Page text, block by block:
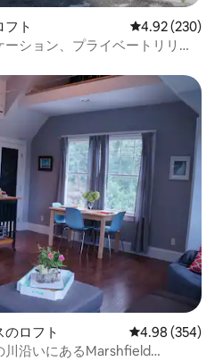
ト レビュー230
4.92 (230)
ション、プライベートリリー
。
ロフト レビュー354
4.98 (354)
川沿いにあるMarshfield